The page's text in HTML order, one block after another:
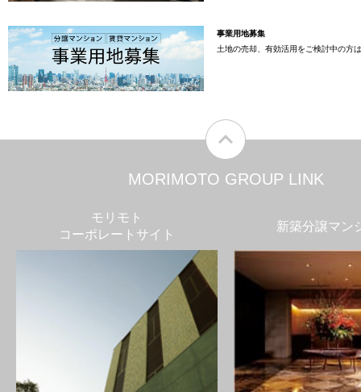
事業用地募集
土地の売却、有効活用をご検討中の方
MORIMOTO GROUP LINK
モリモト
コーポレートサイト
新築分譲マン